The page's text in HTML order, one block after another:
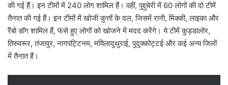
की गई हैं। इन टीमों में 240 लोग शामिल हैं। वहीं, पुद्दुचेरी में 60 लोगों की दो टीमें
तैनात की गई हैं। इन टीमों में खोजी कुत्तों के दल, जिसमें रानी, मिक्की, लाइका और
रैंबो डॉग शामिल हैं, फंसे हुए लोगों को खोजने में मदद करेंगे। ये टीमें कुड्डालोर,
तिरुवरूर, तंजावुर, नागपट्टिनम, मयिलादुथुराई, पुदुक्कोट्टई और कई अन्य जिलों
में तैनात हैं।